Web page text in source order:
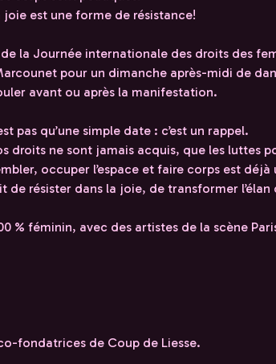
joie est une forme de résistance!
de la Journée internationale des droits des
pour un dimanche après-midi de
avant ou après la manifestation.
pas qu’une simple date : c’est un rappel.
droits ne sont jamais acquis, que les luttes
occuper l’espace et faire corps est
de résister dans la joie, de transformer
% féminin, avec des artistes de la scène
fondatrices de Coup de Liesse.